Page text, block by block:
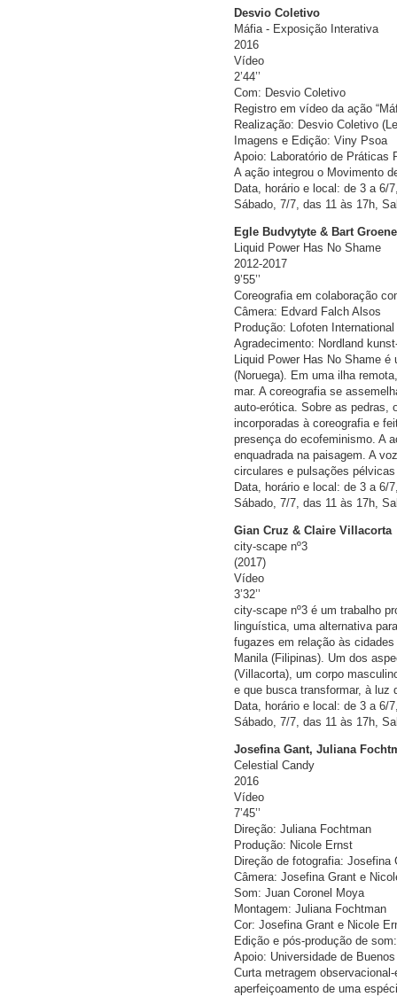
Desvio Coletivo
Máfia - Exposição Interativa
2016
Vídeo
2’44’’
Com: Desvio Coletivo
Registro em vídeo da ação
Realização: Desvio Coletivo
Imagens e Edição: Viny Psoa
Apoio: Laboratório de Práticas
A ação integrou o Movimento
Data, horário e local: de 3 a 6/
Sábado, 7/7, das 11 às 17h,
Egle Budvytyte & Bart
Liquid Power Has No Shame
2012-2017
9’55’’
Coreografia em colaboração
Câmera: Edvard Falch Alsos
Produção: Lofoten
Agradecimento: Nordland
Liquid Power Has No Shame
(Noruega). Em uma ilha
mar. A coreografia se
auto-erótica. Sobre as pedras,
incorporadas à coreografia e
presença do ecofeminismo. A
enquadrada na paisagem. A
circulares e pulsações
Data, horário e local: de 3 a 6/
Sábado, 7/7, das 11 às 17h,
Gian Cruz & Claire Villacorta
city-scape nº3
(2017)
Vídeo
3’32’’
city-scape nº3 é um trabalho
linguística, uma alternativa
fugazes em relação às
Manila (Filipinas). Um dos
(Villacorta), um corpo
e que busca transformar, à luz
Data, horário e local: de 3 a 6/
Sábado, 7/7, das 11 às 17h,
Josefina Gant, Juliana
Celestial Candy
2016
Vídeo
7’45’’
Direção: Juliana Fochtman
Produção: Nicole Ernst
Direção de fotografia: Josefina
Câmera: Josefina Grant e
Som: Juan Coronel Moya
Montagem: Juliana Fochtman
Cor: Josefina Grant e Nicole
Edição e pós-produção de
Apoio: Universidade de
Curta metragem
aperfeiçoamento de uma